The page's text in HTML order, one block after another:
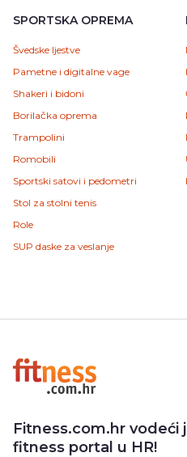
SPORTSKA OPREMA
Švedske ljestve
Pametne i digitalne vage
Shakeri i bidoni
Borilačka oprema
Trampolini
Romobili
Sportski satovi i pedometri
Stol za stolni tenis
Role
SUP daske za veslanje
Fitness.com.hr vodeći
fitness portal u HR!